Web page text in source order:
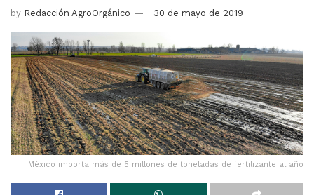
by Redacción AgroOrgánico 30 de mayo de 2019
México importa más de 5 millones de toneladas de fertilizante al año